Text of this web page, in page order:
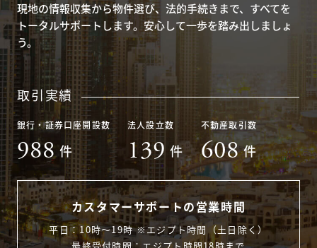
現地の情報収集から物件選び、法的手続きまで、すべてを
トータルサポートします。安心して一歩を踏み出しましょ
う。
取引実績
銀行・証券口座開設数
988 件
法人設立数
139 件
不動産取引数
608 件
カスタマーサポートの営業時間
平日：10時〜19時 ※エジプト時間（土日除く）